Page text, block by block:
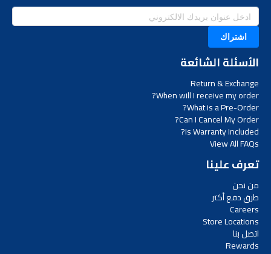
اشتراك
الأسئلة الشائعة
Return & Exchange
When will I receive my order?
What is a Pre-Order?
Can I Cancel My Order?
Is Warranty Included?
View All FAQs
تعرف علينا
من نحن
طرق دفع أكتر
Careers
Store Locations
اتصل بنا
Rewards